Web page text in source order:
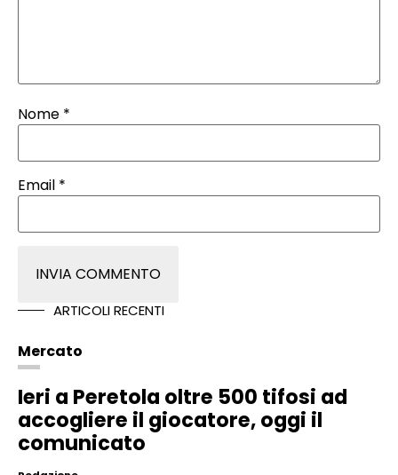
Nome *
Email *
ARTICOLI RECENTI
Mercato
Ieri a Peretola oltre 500 tifosi ad
accogliere il giocatore, oggi il
comunicato